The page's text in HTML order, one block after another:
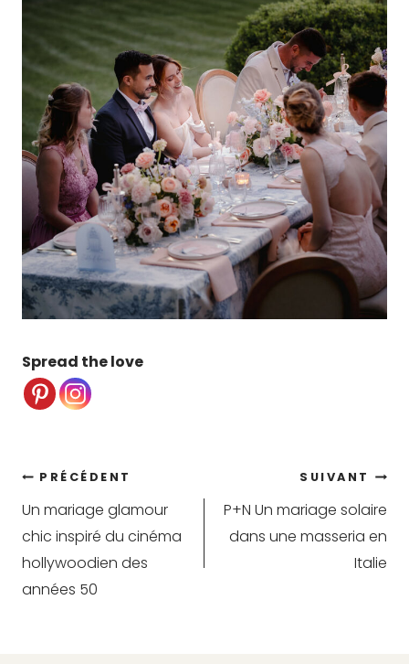
Spread the love
Navigation
de
l’article
PRÉCÉDENT
Un mariage glamour
chic inspiré du cinéma
hollywoodien des
années 50
SUIVANT
P+N Un mariage solaire
dans une masseria en
Italie